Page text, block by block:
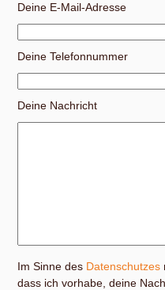
Deine E-Mail-Adresse
Deine Telefonnummer
Deine Nachricht
Im Sinne des Datenschutzes
dass ich vorhabe, deine